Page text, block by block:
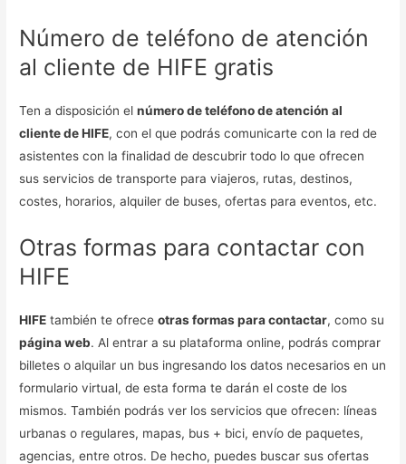
Número de teléfono de atención
al cliente de HIFE gratis
Ten a disposición elnúmero de teléfono de atención al
cliente de HIFE, con el que podrás comunicarte con la red de
asistentes con la finalidad de descubrir todo lo que ofrecen
sus servicios de transporte para viajeros, rutas, destinos,
costes, horarios, alquiler de buses, ofertas para eventos, etc.
Otras formas para contactar con
HIFE
HIFE también te ofreceotras formas para contactar, como su
página web. Al entrar a su plataforma online, podrás comprar
billetes o alquilar un bus ingresando los datos necesarios en un
formulario virtual, de esta forma te darán el coste de los
mismos. También podrás ver los servicios que ofrecen: líneas
urbanas o regulares, mapas, bus + bici, envío de paquetes,
agencias, entre otros. De hecho, puedes buscar sus ofertas